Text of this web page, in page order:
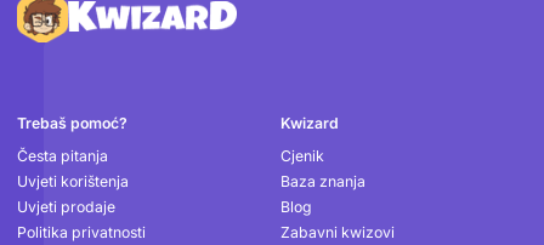
Podnožje
Trebaš pomoć?
Česta pitanja
Uvjeti korištenja
Uvjeti prodaje
Politika privatnosti
Kwizard
Cjenik
Baza znanja
Blog
Zabavni kwizovi